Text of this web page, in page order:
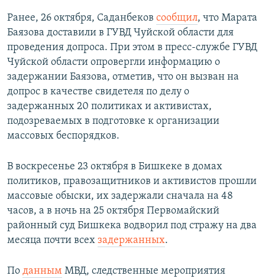
Ранее, 26 октября, Саданбеков сообщил, что Марата
Баязова доставили в ГУВД Чуйской области для
проведения допроса. При этом в пресс-службе ГУВД
Чуйской области опровергли информацию о
задержании Баязова, отметив, что он вызван на
допрос в качестве свидетеля по делу о
задержанных 20 политиках и активистах,
подозреваемых в подготовке к организации
массовых беспорядков.
В воскресенье 23 октября в Бишкеке в домах
политиков, правозащитников и активистов прошли
массовые обыски, их задержали сначала на 48
часов, а в ночь на 25 октября Первомайский
районный суд Бишкека водворил под стражу на два
месяца почти всех задержанных.
По данным МВД, следственные мероприятия